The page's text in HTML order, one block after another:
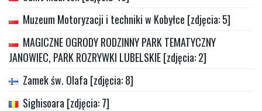
Muzeum Motoryzacji i techniki w Kobyłce [zdjęcia: 5]
MAGICZNE OGRODY RODZINNY PARK TEMATYCZNY
JANOWIEC, PARK ROZRYWKI LUBELSKIE [zdjęcia: 2]
Zamek św. Olafa [zdjęcia: 8]
Sighisoara [zdjęcia: 7]